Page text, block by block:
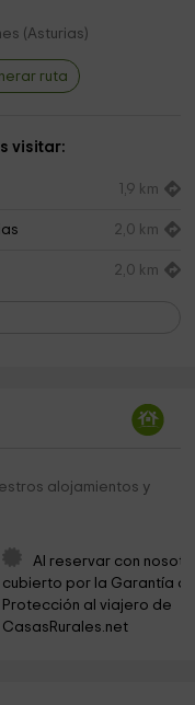
(Asturias)
ruta
visitar:
1,9 km
2,0 km
2,0 km
2,3 km
2,9 km
alojamientos y
Al reservar con
cubierto por la Garantía
Protección al viajero de
CasasRurales.net